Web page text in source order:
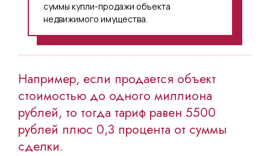
суммы купли-продажи объекта
недвижимого имущества.
Например, если продается объект
стоимостью до одного миллиона
рублей, то тогда тариф равен 5500
рублей плюс 0,3 процента от суммы
сделки.